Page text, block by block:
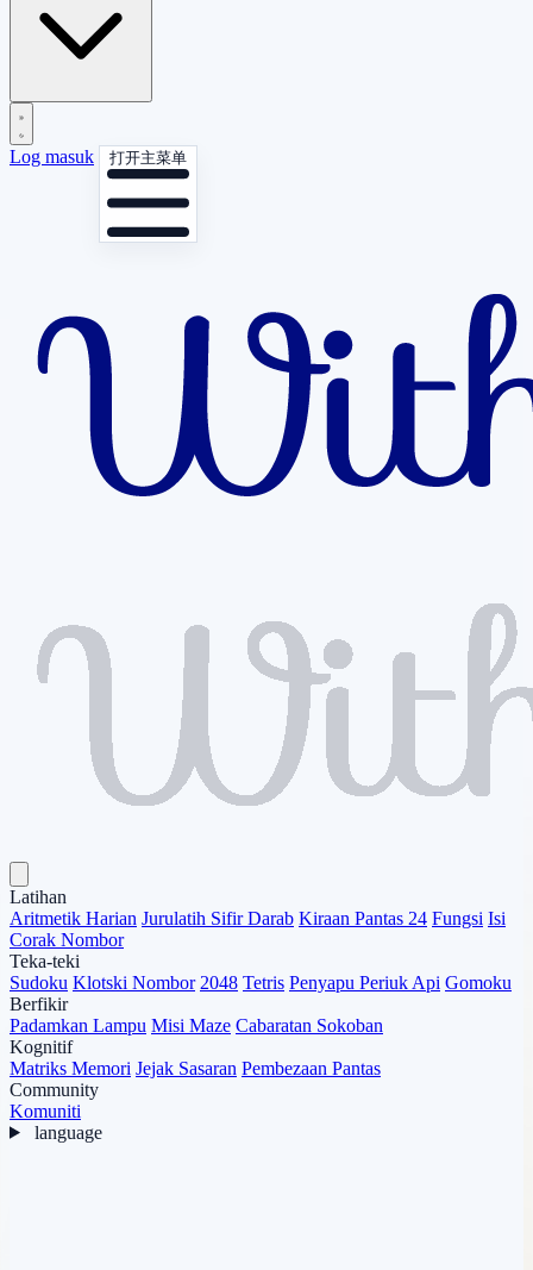
Log masuk 打开主菜单
Latihan
Aritmetik Harian Jurulatih Sifir Darab Kiraan Pantas 24 Fungsi Isi
Corak Nombor
Teka-teki
Sudoku Klotski Nombor 2048 Tetris Penyapu Periuk Api Gomoku
Berfikir
Padamkan Lampu Misi Maze Cabaratan Sokoban
Kognitif
Matriks Memori Jejak Sasaran Pembezaan Pantas
Community
Komuniti
language